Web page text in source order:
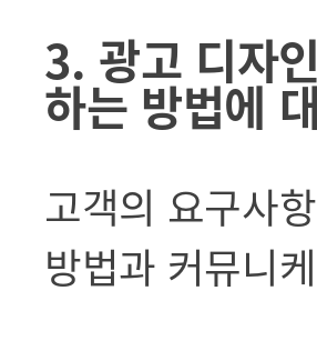
3. 광고 디자
하는 방법에
고객의 요구사
방법과 커뮤니